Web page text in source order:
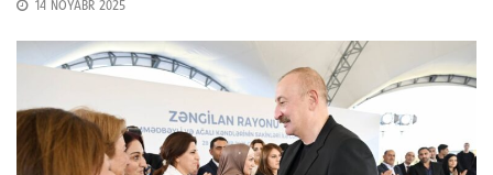
14 NOYABR 2025